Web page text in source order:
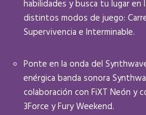
habilidades y busca tu lugar en
distintos modos de juego:
Supervivencia e Interminable.
Ponte en la onda del
enérgica banda sonora
colaboración con FiXT Neón y
3Force y Fury Weekend.